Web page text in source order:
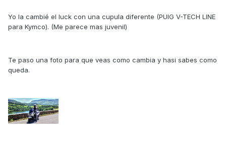
Yo la cambié el luck con una cupula diferente (PUIG V-TECH LINE
para Kymco). (Me parece mas juvenil)
Te paso una foto para que veas como cambia y hasi sabes como
queda.